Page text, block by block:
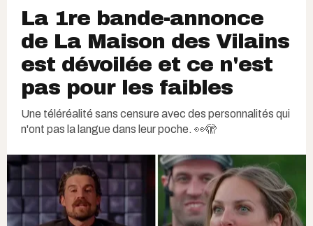
La 1re bande-annonce
de La Maison des Vilains
est dévoilée et ce n'est
pas pour les faibles
Une téléréalité sans censure avec des personnalités qui
n'ont pas la langue dans leur poche. 👀🫣